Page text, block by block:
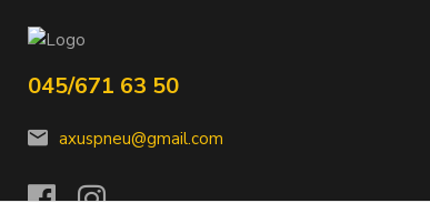
045/671 63 50
axuspneu@gmail.com